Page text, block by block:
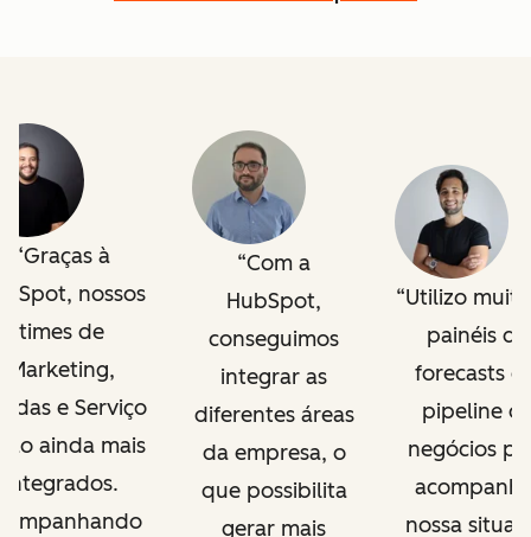
Graças à
nossos
times de
Marketing,
e Serviço
ainda mais
integrados.
Com a
HubSpot,
conseguimos
integrar as
diferentes áreas
da empresa, o
que possibilita
gerar mais
Utilizo
painéis de
forecasts e
pipeline
negócios
nossa